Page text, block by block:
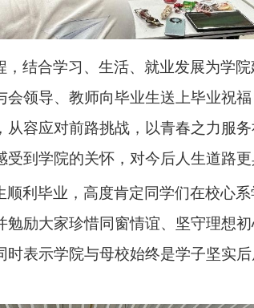
结合学习、生活、就业发展为学
领导、教师向毕业生送上毕业祝
容应对前路挑战，以青春之力服
受到学院的关怀，对今后人生道路更
利毕业，高度肯定同学们在校心
励大家珍惜同窗情谊、坚守理想
表示学院与母校始终是学子坚实